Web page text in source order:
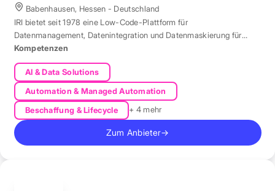
Babenhausen, Hessen - Deutschland
IRI bietet seit 1978 eine Low-Code-Plattform für
Datenmanagement, Datenintegration und Datenmaskierung für
produktive Datenbestände weltweit.
Kompetenzen
AI & Data Solutions
Automation & Managed Automation
Beschaffung & Lifecycle
+ 4 mehr
Zum Anbieter→